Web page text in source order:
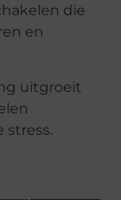
die
en
uitgroeit
stress.